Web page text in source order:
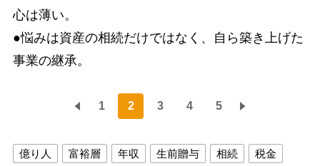
心は薄い。
●悩みは資産の相続だけではなく、自ら築き上げた
事業の継承。
1 2 3 4 5
億り人 富裕層 年収 生前贈与 相続
税金